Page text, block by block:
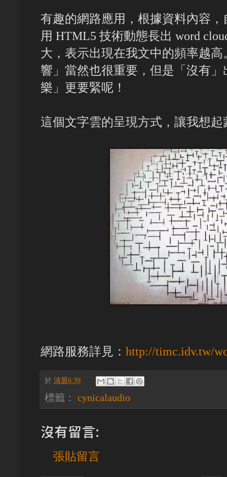
有趣的網路應用，根據資料內容
用 HTML5 技術動態長出 word
大，表示出現在我文中的頻率越
響」當然也很重要，但是「沒有
樂」更要緊呢！
這個文字雲的呈現方式，讓我想
網路服務詳見： http://timc.idv.tw/
於 清晨6:39
標籤： cynicalaudio
沒有留言:
張貼留言